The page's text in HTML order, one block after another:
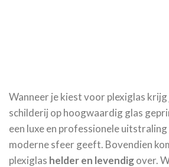
Wanneer je kiest voor plexiglas
schilderij op hoogwaardig glas
een luxe en professionele
moderne sfeer geeft. Bovendien
plexiglas helder en levendigover.